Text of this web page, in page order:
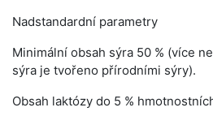
Nadstandardní parametry
Minimální obsah sýra 50 % (více
sýra je tvořeno přírodními sýry).
Obsah laktózy do 5 %